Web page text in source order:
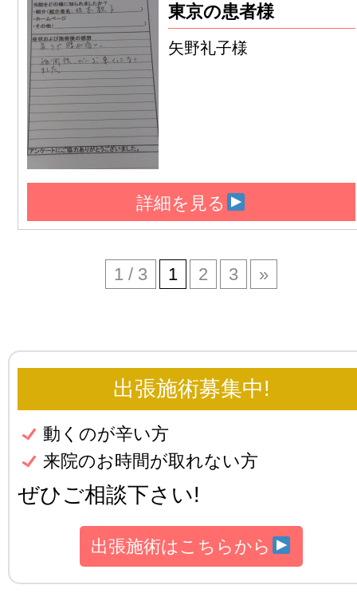
東京の患者様
矢野礼子様
詳細を見る
1 / 3 1 2 3 »
出張施術募集中!
動くのが辛い方
来院のお時間が取れない方
ぜひご相談下さい!
出張施術はこちらから